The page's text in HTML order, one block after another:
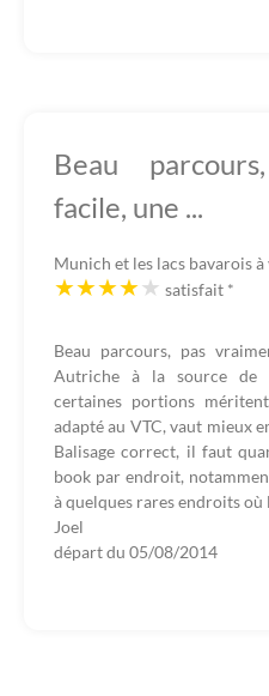
Beau
facile, une ...
Munich et les lacs bavarois à
satisfait *
Beau parcours, pas
Autriche à la source de
certaines portions
adapté au VTC, vaut mieux
Balisage correct, il faut
book par endroit,
à quelques rares endroits où
Joel
départ du 05/08/2014